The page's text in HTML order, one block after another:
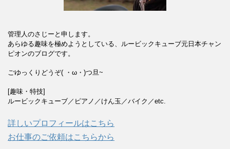
管理人のさじーと申します。
あらゆる趣味を極めようとしている、ルービックキューブ元日本チャン
ピオンのブログです。
ごゆっくりどうぞ( ・ω・)つ旦~
[趣味・特技]
ルービックキューブ／ピアノ／けん玉／バイク／etc.
詳しいプロフィールはこちら
お仕事のご依頼はこちらから